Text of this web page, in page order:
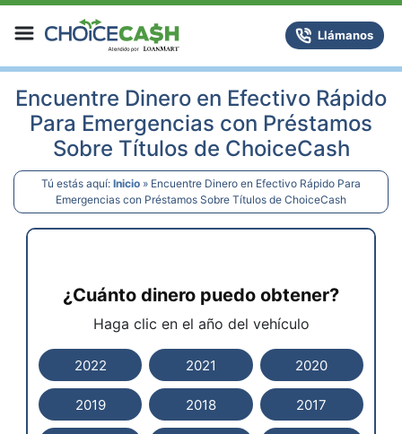
Skip to content
ChoiceCash Title LoansLlámanos
Encuentre Dinero en Efectivo Rápido
Para Emergencias con Préstamos
Sobre Títulos de ChoiceCash
Tú estás aquí: Inicio » Encuentre Dinero en Efectivo Rápido Para
Emergencias con Préstamos Sobre Títulos de ChoiceCash
¿Cuánto dinero puedo obtener?
Haga clic en el año del vehículo
2022 2021 2020
2019 2018 2017